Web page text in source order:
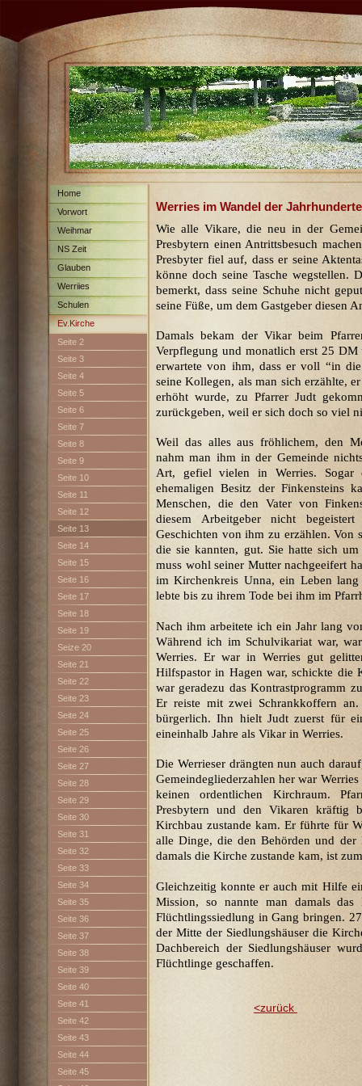
Home
Vorwort
Weihmar
NS Zeit
Glauben
Werriies
Schulen
Ev.Kirche
Seite 2
Seite 3
Seite 4
Seite 5
Seite 6
Seite 7
Seite 8
Seite 9
Seite 10
Seite 11
Seite 12
Seite 13
Seite 14
Seite 15
Seite 16
Seite 17
Seite 18
Seite 19
Seize 20
Seite 21
Seite 22
Seite 23
Seite 24
Seite 25
Seite 26
Seite 27
Seite 28
Seite 29
Seite 30
Seite 31
Seite 32
Seite 33
Seite 34
Seite 35
Seite 36
Seite 37
Seite 38
Seite 39
Seite 40
Seite 41
Seite 42
Seite 43
Seite 44
Seite 45
Werries im Wandel der
Wie alle Vikare, die neu in der
Presbytern einen Antrittsbesuch
Presbyter fiel auf, dass er seine
könne doch seine Tasche wegstellen.
bemerkt, dass seine Schuhe nicht
seine Füße, um dem Gastgeber diesen
Damals bekam der Vikar beim
Verpflegung und monatlich erst 25
erwartete von ihm, dass er voll “in die
seine Kollegen, als man sich erzählte,
erhöht wurde, zu Pfarrer Judt
zurückgeben, weil er sich doch so viel
Weil das alles aus fröhlichem, den
nahm man ihm in der Gemeinde
Art, gefiel vielen in Werries. Sogar
ehemaligen Besitz der Finkensteins
Menschen, die den Vater von
diesem Arbeitgeber nicht
Geschichten von ihm zu erzählen. Von
die sie kannten, gut. Sie hatte sich
muss wohl seiner Mutter nachgeeifert
im Kirchenkreis Unna, ein Leben
lebte bis zu ihrem Tode bei ihm im
Nach ihm arbeitete ich ein Jahr lang
Während ich im Schulvikariat war,
Werries. Er war in Werries gut
Hilfspastor in Hagen war, schickte die
war geradezu das Kontrastprogramm
Er reiste mit zwei Schrankkoffern
bürgerlich. Ihn hielt Judt zuerst für
eineinhalb Jahre als Vikar in Werries.
Die Werrieser drängten nun auch
Gemeindegliederzahlen her war
keinen ordentlichen Kirchraum.
Presbytern und den Vikaren kräftig
Kirchbau zustande kam. Er führte für
alle Dinge, die den Behörden und der
damals die Kirche zustande kam, ist
Gleichzeitig konnte er auch mit Hilfe
Mission, so nannte man damals
Flüchtlingssiedlung in Gang bringen.
der Mitte der Siedlungshäuser die
Dachbereich der Siedlungshäuser
Flüchtlinge geschaffen.
<zurück